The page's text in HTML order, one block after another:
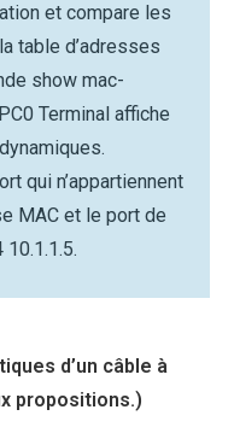
et compare les
table d’adresses
show mac-
Terminal affiche
qui n’appartiennent
MAC et le port de
d’un câble à
propositions.)